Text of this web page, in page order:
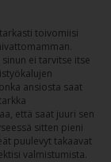
toivomiisi
ei tarvitse itse
ansiosta saat
että saat juuri sen
sitten pieni
puulevyt takaavat
valmistumista.